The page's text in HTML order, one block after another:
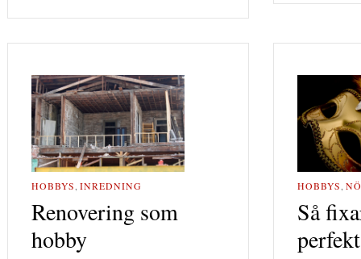
HOBBYS, INREDNING
Renovering som
hobby
HOBBYS,
Så